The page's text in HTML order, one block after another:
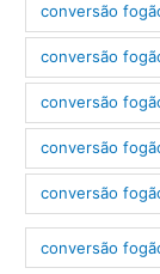
conversão
conversão
conversão
conversão
conversão
conversão